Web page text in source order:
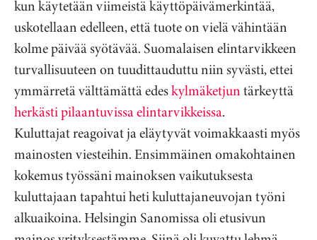
kun käytetään viimeistä käyttöpäivämerkintää,
uskotellaan edelleen, että tuote on vielä vähintään
kolme päivää syötävää. Suomalaisen elintarvikkeen
turvallisuuteen on tuudittauduttu niin syvästi, ettei
ymmärretä välttämättä edeskylmäketjuntärkeyttä
herkästi pilaantuvissa elintarvikkeissa.
Kuluttajat reagoivat ja eläytyvät voimakkaasti myös
mainosten viesteihin. Ensimmäinen omakohtainen
kokemus työssäni mainoksen vaikutuksesta
kuluttajaan tapahtui heti kuluttajaneuvojan työni
alkuaikoina. Helsingin Sanomissa oli etusivun